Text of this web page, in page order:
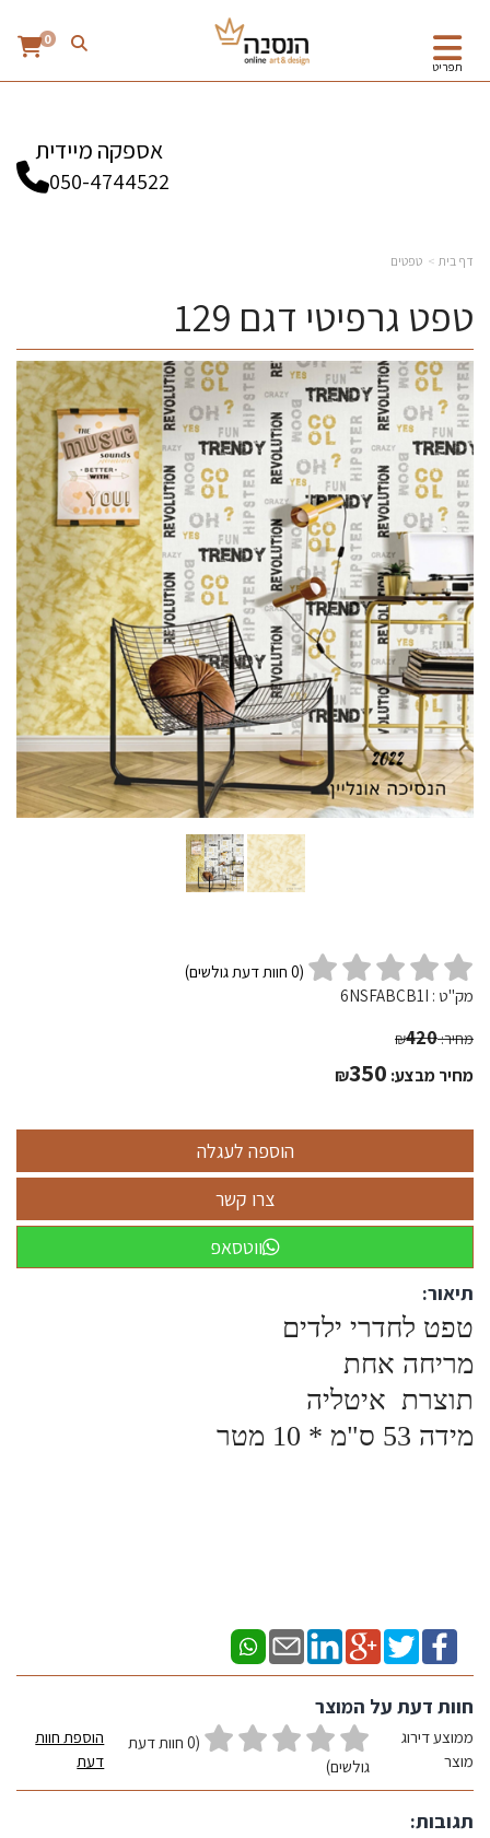
תפריט
0
אספקה מיידית
050-4744522
דף בית טפטים
טפט גרפיטי דגם 129
(
0 חוות דעת גולשים)
מק"ט : 6NSFABCB1I
מחיר: ₪420
מחיר מבצע: ₪350
ווטסאפ
תיאור:
טפט לחדרי ילדים
מריחה אחת
תוצרת איטליה
מידה 53 ס"מ * 10 מטר
חוות דעת על המוצר
ממוצע דירוג
מוצר
(0 חוות דעת
גולשים)
הוספת חוות
דעת
תגובות: